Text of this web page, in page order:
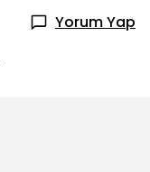
Yorum Yap